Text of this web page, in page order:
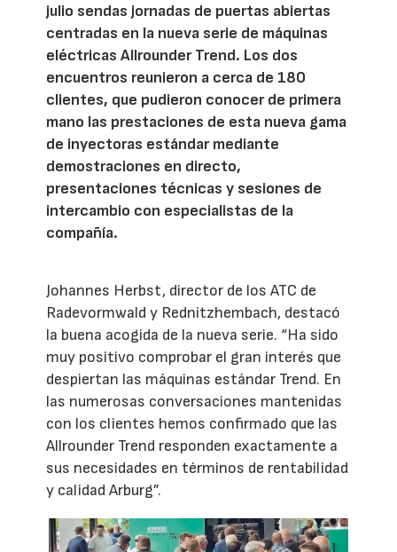
julio sendas jornadas de puertas abiertas
centradas en la nueva serie de máquinas
eléctricas Allrounder Trend. Los dos
encuentros reunieron a cerca de 180
clientes, que pudieron conocer de primera
mano las prestaciones de esta nueva gama
de inyectoras estándar mediante
demostraciones en directo,
presentaciones técnicas y sesiones de
intercambio con especialistas de la
compañía.
Johannes Herbst, director de los ATC de
Radevormwald y Rednitzhembach, destacó
la buena acogida de la nueva serie. “Ha sido
muy positivo comprobar el gran interés que
despiertan las máquinas estándar Trend. En
las numerosas conversaciones mantenidas
con los clientes hemos confirmado que las
Allrounder Trend responden exactamente a
sus necesidades en términos de rentabilidad
y calidad Arburg”.